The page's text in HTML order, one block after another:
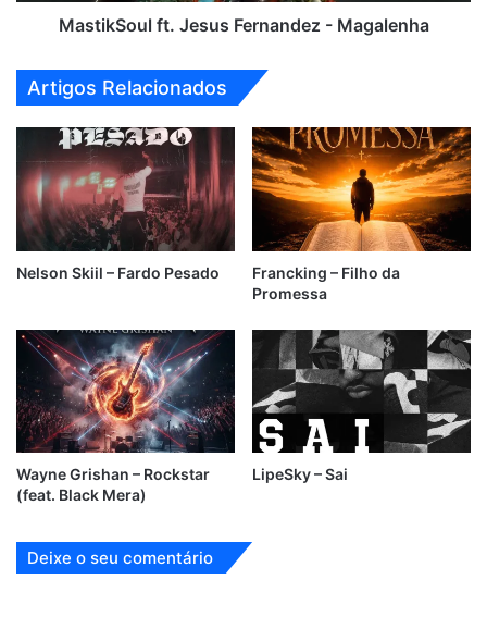
MastikSoul ft. Jesus Fernandez - Magalenha
Artigos Relacionados
Nelson Skiil – Fardo Pesado
Francking – Filho da
Promessa
Wayne Grishan – Rockstar
(feat. Black Mera)
LipeSky – Sai
Deixe o seu comentário